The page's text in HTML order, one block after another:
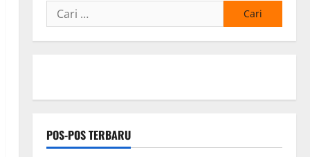
Cari
untuk:
POS-POS TERBARU